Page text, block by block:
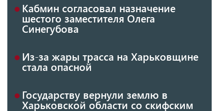
Кабмин согласовал назначение
шестого заместителя Олега
Синегубова
Из-за жары трасса на Харьковщине
стала опасной
Государству вернули землю в
Харьковской области со скифским